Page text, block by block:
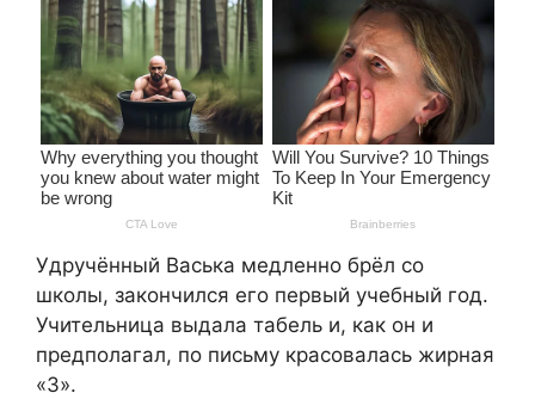
Удручённый Васька медленно брёл со
школы, закончился его первый учебный год.
Учительница выдала табель и, как он и
предполагал, по письму красовалась жирная
«3».